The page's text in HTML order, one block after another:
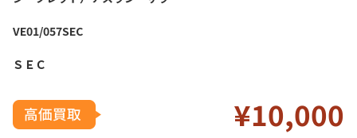
VE01/057SEC
ＳＥＣ
¥10,000